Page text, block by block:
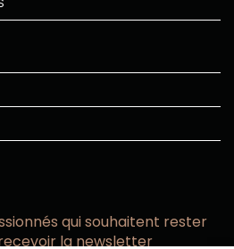
qui souhaitent rester
la newsletter